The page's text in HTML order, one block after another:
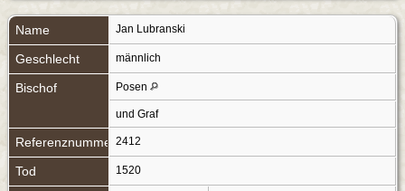
Name Jan Lubranski
Geschlecht männlich
Bischof Posen
und Graf
Referenznummer 2412
Tod 1520